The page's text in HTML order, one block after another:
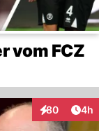
vom FCZ
80
Interaktionen
4h